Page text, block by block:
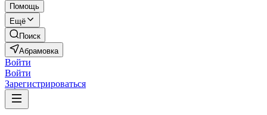
Помощь
Ещё
Поиск
Абрамовка
Войти
Войти
Зарегистрироваться